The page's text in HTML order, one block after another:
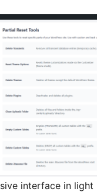
interface in light